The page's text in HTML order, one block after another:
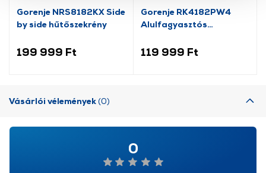
használatával Ön elfogadja a cookie-k használatát.
További információk:ÁSZF ésAdatvédelem
Gorenje NRS8182KX Side
by side hűtőszekrény
199 999 Ft
Gorenje RK4182PW4
Alulfagyasztós
119 999 Ft
Vásárlói vélemények(0)
0